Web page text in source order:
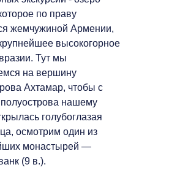
по праву
жемчужиной Армении,
высокогорное
Тут мы
на вершину
Ахтамар, чтобы с
нашему
голубоглазая
осмотрим один из
монастырей —
(9 в.).